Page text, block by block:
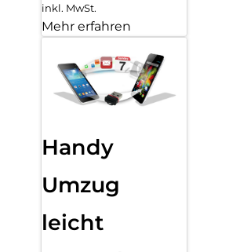
inkl. MwSt.
Mehr erfahren
Handy
Umzug
leicht